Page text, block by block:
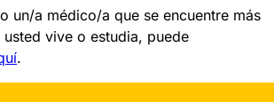
un/a médico/a que se encuentre más
vive o estudia, puede
.